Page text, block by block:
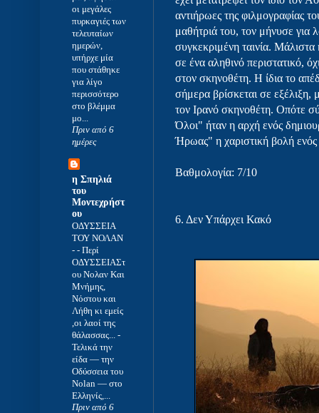
αντιήρωες της φιλμογραφίας
μαθήτριά του, τον μήνυσε για
συγκεκριμένη ταινία.
σε ένα αληθινό περιστατικό,
στον σκηνοθέτη. Η ίδια το
σήμερα βρίσκεται σε
τον Ιρανό σκηνοθέτη. Οπότε
Όλοι" ήταν η αρχή ενός
Ήρωας" η χαριστική βολή
Βαθμολογία: 7/10
6. Δεν Υπάρχει Κακό
οι μεγάλες
πυρκαγιές των
τελευταίων
ημερών,
υπήρχε μία
που στάθηκε
για λίγο
περισσότερο
στο βλέμμα
μο...
Πριν από 6
ημέρες
η Σπηλιά
του
Μοντεχρήστ
ου
ΟΔΥΣΣΕΙΑ
ΤΟΥ ΝΟΛΑΝ
- - Περί
ΟΔΥΣΣΕΙΑΣτ
ου Νολαν Και
Μνήμης,
Νόστου και
Λήθη κι εμείς
,οι λαοί της
θάλασσας... -
Τελικά την
είδα — την
Οδύσσεια του
Νolan — στο
Ελληνίς,...
Πριν από 6